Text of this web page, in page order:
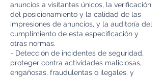
anuncios a visitantes únicos, la verificación
del posicionamiento y la calidad de las
impresiones de anuncios, y la auditoría del
cumplimiento de esta especificación y
otras normas.
- Detección de incidentes de seguridad,
proteger contra actividades maliciosas,
engañosas, fraudulentas o ilegales, y